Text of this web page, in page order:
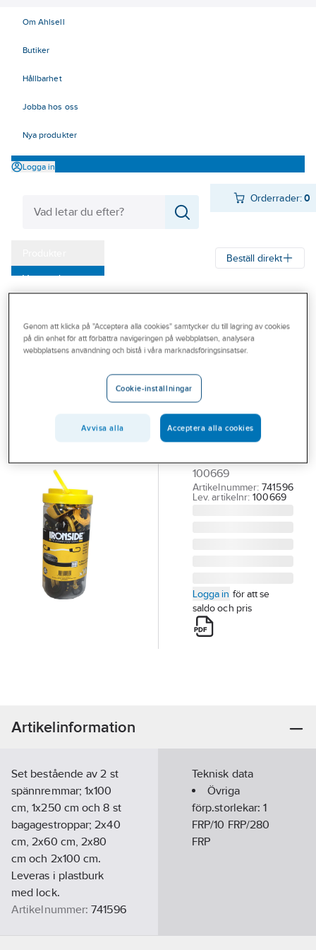
Om Ahlsell
Butiker
Hållbarhet
Jobba hos oss
Nya produkter
Logga in
Orderrader:0
Varumärken
Outlet
Branscher
Beställ direkt
IRONSIDE
SPÄNNREMSET
IRONSIDE 2X
SPÄNNREM
100669
Artikelnummer: 741596
Lev. artikelnr: 100669
Logga in för att se
saldo och pris
Artikelinformation
Set bestående av 2 st
spännremmar; 1x100
cm, 1x250 cm och 8 st
bagagestroppar; 2x40
cm, 2x60 cm, 2x80
cm och 2x100 cm.
Leveras i plastburk
med lock.
Artikelnummer: 741596
Teknisk data
Övriga
förp.storlekar:1
FRP/10 FRP/280
FRP
Genom att klicka på "Acceptera alla cookies" samtycker du till lagring av cookies
på din enhet för att förbättra navigeringen på webbplatsen, analysera
webbplatsens användning och bistå i våra marknadsföringsinsatser.
Cookie-inställningar
Avvisa alla Acceptera alla cookies